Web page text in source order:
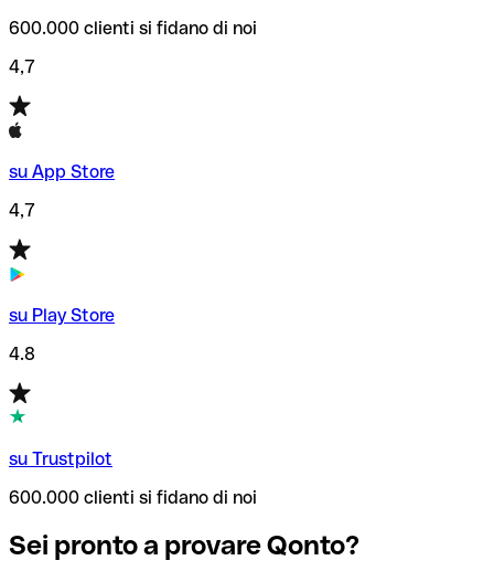
600.000 clienti si fidano di noi
4,7
su App Store
4,7
su Play Store
4.8
su Trustpilot
600.000 clienti si fidano di noi
Sei pronto a provare Qonto?